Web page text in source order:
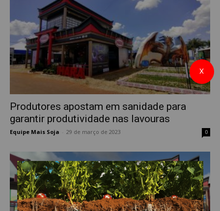
Produtores apostam em sanidade para
garantir produtividade nas lavouras
Equipe Mais Soja 29 de março de 2023 0
X